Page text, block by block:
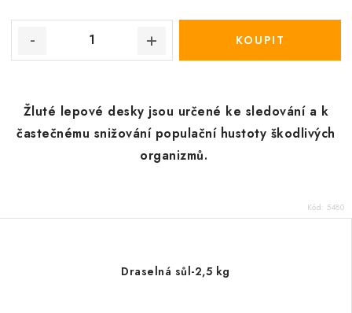
Žluté lepové desky jsou určené ke sledování a k
častečnému snižování populační hustoty škodlivých
organizmů.
Kód: 5480
Draselná sůl-2,5 kg